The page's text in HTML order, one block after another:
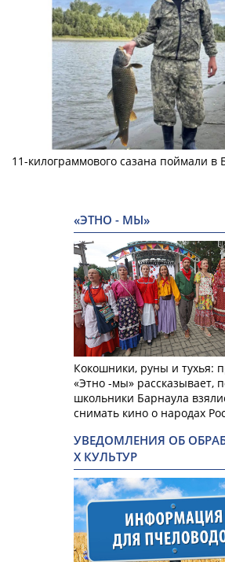
11-килограммового сазана поймали в
«ЭТНО - МЫ»
Кокошники, руны и тухья:
«Этно -мы» рассказывает,
школьники Барнаула
снимать кино о народах
УВЕДОМЛЕНИЯ ОБ
Х КУЛЬТУР